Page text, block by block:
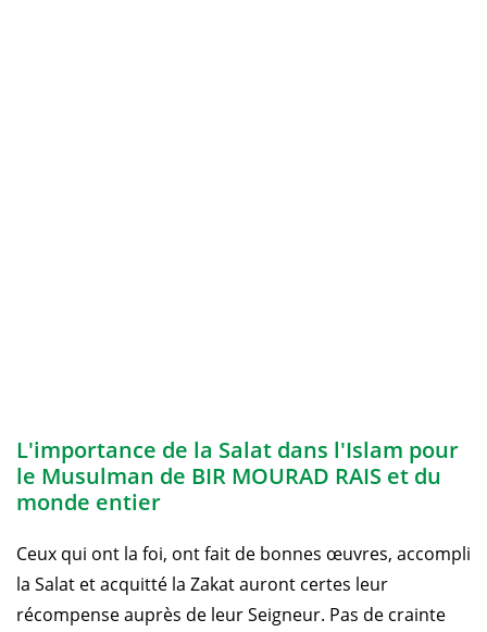
L'importance de la Salat dans l'Islam pour
le Musulman de BIR MOURAD RAIS et du
monde entier
Ceux qui ont la foi, ont fait de bonnes œuvres, accompli
la Salat et acquitté la Zakat auront certes leur
récompense auprès de leur Seigneur. Pas de crainte